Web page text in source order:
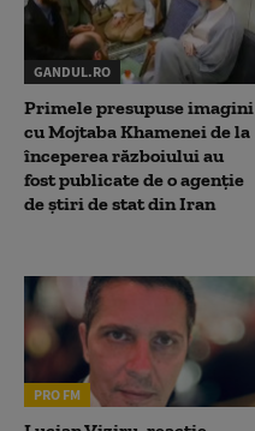
GANDUL.RO
Primele presupuse imagini
cu Mojtaba Khamenei de la
începerea războiului au
fost publicate de o agenție
de știri de stat din Iran
PRO FM